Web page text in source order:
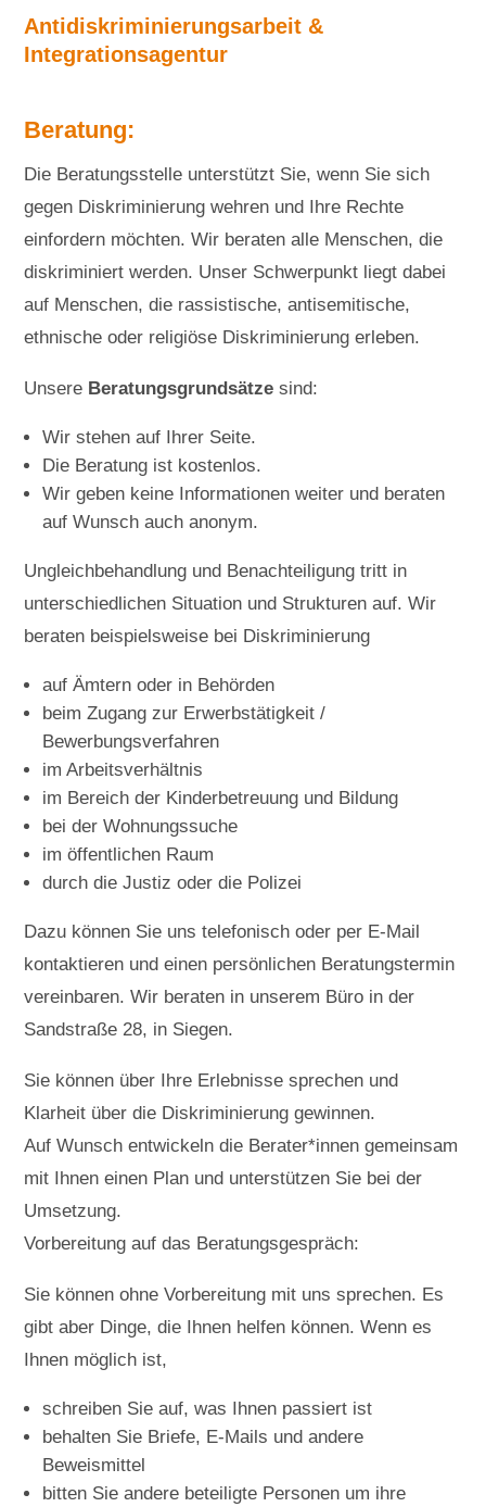
Antidiskriminierungsarbeit &
Integrationsagentur
Beratung:
Die Beratungsstelle unterstützt Sie, wenn Sie sich
gegen Diskriminierung wehren und Ihre Rechte
einfordern möchten. Wir beraten alle Menschen, die
diskriminiert werden. Unser Schwerpunkt liegt dabei
auf Menschen, die rassistische, antisemitische,
ethnische oder religiöse Diskriminierung erleben.
Unsere Beratungsgrundsätzesind:
Wir stehen auf Ihrer Seite.
Die Beratung ist kostenlos.
Wir geben keine Informationen weiter und beraten
auf Wunsch auch anonym.
Ungleichbehandlung und Benachteiligung tritt in
unterschiedlichen Situation und Strukturen auf. Wir
beraten beispielsweise bei Diskriminierung
auf Ämtern oder in Behörden
beim Zugang zur Erwerbstätigkeit /
Bewerbungsverfahren
im Arbeitsverhältnis
im Bereich der Kinderbetreuung und Bildung
bei der Wohnungssuche
im öffentlichen Raum
durch die Justiz oder die Polizei
Dazu können Sie uns telefonisch oder per E-Mail
kontaktieren und einen persönlichen Beratungstermin
vereinbaren. Wir beraten in unserem Büro in der
Sandstraße 28, in Siegen.
Sie können über Ihre Erlebnisse sprechen und
Klarheit über die Diskriminierung gewinnen.
Auf Wunsch entwickeln die Berater*innen gemeinsam
mit Ihnen einen Plan und unterstützen Sie bei der
Umsetzung.
Vorbereitung auf das Beratungsgespräch:
Sie können ohne Vorbereitung mit uns sprechen. Es
gibt aber Dinge, die Ihnen helfen können. Wenn es
Ihnen möglich ist,
schreiben Sie auf, was Ihnen passiert ist
behalten Sie Briefe, E-Mails und andere
Beweismittel
bitten Sie andere beteiligte Personen um ihre